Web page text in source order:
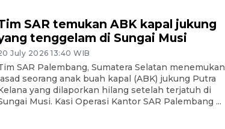
SAR temukan ABK kapal jukung
tenggelam di Sungai Musi
July 2026 13:40 WIB
SAR Palembang, Sumatera Selatan menemukan
seorang anak buah kapal (ABK) jukung Putra
yang dilaporkan hilang setelah terjatuh di
Musi. Kasi Operasi Kantor SAR Palembang ...